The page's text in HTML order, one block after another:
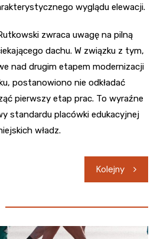
wyglądu elewacji.
zwraca uwagę na pilną
dachu. W związku z tym,
nad drugim etapem modernizacji
postanowiono nie odkładać
pierwszy etap prac. To wyraźne
standardu placówki edukacyjnej
władz.
Kolejny